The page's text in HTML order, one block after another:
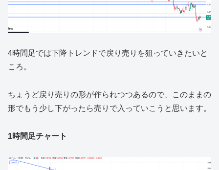
4時間足では下降トレンドで戻り売りを狙っていきたいと
ころ。
ちょうど戻り売りの形が作られつつあるので、このままの
形でもう少し下がったら売りで入っていこうと思います。
1時間足チャート